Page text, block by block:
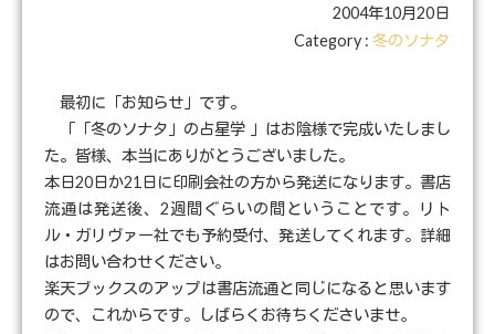
2004年10月20日
Category : 冬のソナタ
最初に「お知らせ」です。
「「冬のソナタ」の占星学 」はお陰様で完成いたしまし
た。皆様、本当にありがとうございました。
本日20日か21日に印刷会社の方から発送になります。書店
流通は発送後、2週間ぐらいの間ということです。リト
ル・ガリヴァー社でも予約受付、発送してくれます。詳細
はお問い合わせください。
楽天ブックスのアップは書店流通と同じになると思います
ので、これからです。しばらくお待ちくださいませ。